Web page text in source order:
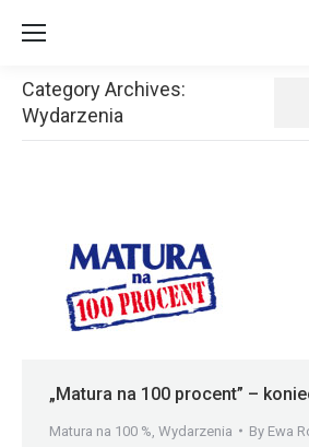
Category Archives:
Wydarzenia
„Matura na 100 procent” –
Matura na 100 % Wydarzenia By Ewa